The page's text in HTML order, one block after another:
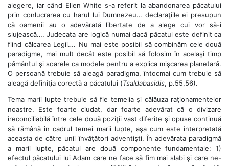
alegere, iar când Ellen White s-a referit la abandonarea păcatului
prin conlucrarea cu harul lui Dumnezeu… declaraţiile ei presupun
că oamenii au o adevărată libertate de a alege cui vor să-i
slujească…. Judecata are logică numai dacă păcatul este definit ca
fiind călcarea Legii…. Nu mai este posibil să combinăm cele două
paradigme, mai mult decât este posibil să folosim în acelaşi timp
pământul şi soarele ca modele pentru a explica mişcarea planetară.
O persoană trebuie să aleagă paradigma, întocmai cum trebuie să
aleagă definiţia corectă a păcatului (Tsaldabasidis, p.55,56).
Tema marii lupte trebuie să fie temelia şi călăuza raţionamentelor
noastre. Este foarte ciudat, dar foarte adevărat că o divizare
ireconciliabilă între cele două poziţii vast diferite şi opuse continuă
să rămână în cadrul temei marii lupte, aşa cum este interpretată
aceasta de către unii învăţători adventişti. În adevărata paradigmă
a marii lupte, păcatul are două componente fundamentale: 1)
efectul păcatului lui Adam care ne face să fim mai slabi şi care ne-